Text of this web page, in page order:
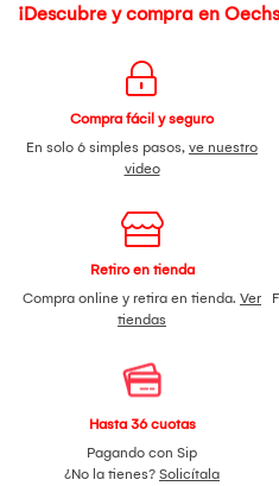
¡Descubre y compra en
Compra fácil y seguro
En solo 6 simples pasos, ve nuestro
video
Retiro en tienda
Compra online y retira en tienda. Ver
tiendas
Hasta 36 cuotas
Pagando con Sip
¿No la tienes? Solicítala